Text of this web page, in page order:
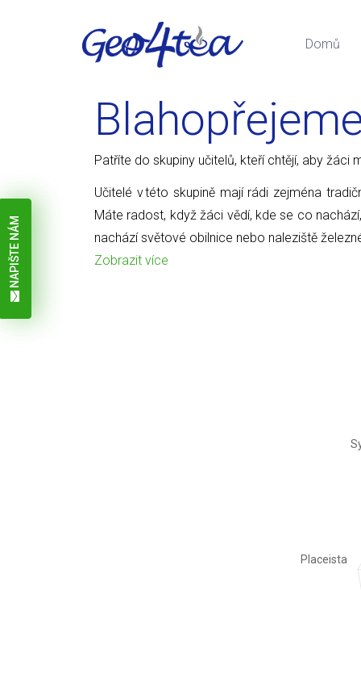
Domů
NAPIŠTE NÁM
Patříte do skupiny učitelů, kteří chtějí, aby
Učitelé v této skupině mají rádi zejména
Máte radost, když žáci vědí, kde se co
nachází světové obilnice nebo naleziště
Zobrazit více